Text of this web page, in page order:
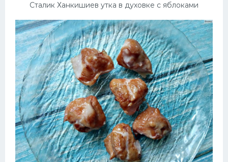
Сталик Ханкишиев утка в духовке с яблоками